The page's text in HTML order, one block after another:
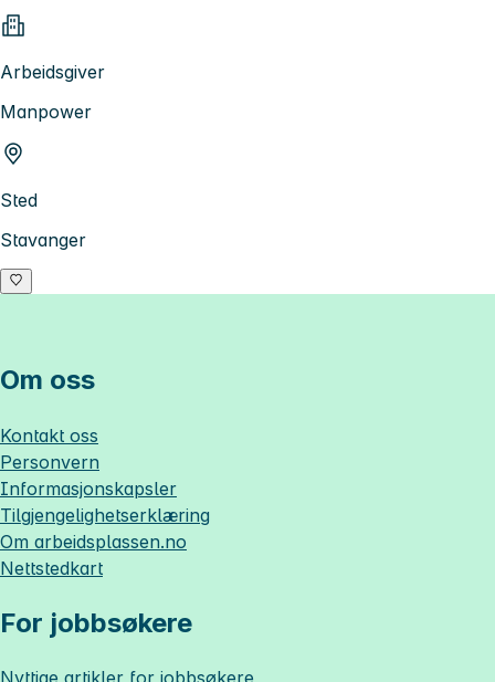
Arbeidsgiver
Manpower
Sted
Stavanger
Om oss
Kontakt oss
Personvern
Informasjonskapsler
Tilgjengelighetserklæring
Om arbeidsplassen.no
Nettstedkart
For jobbsøkere